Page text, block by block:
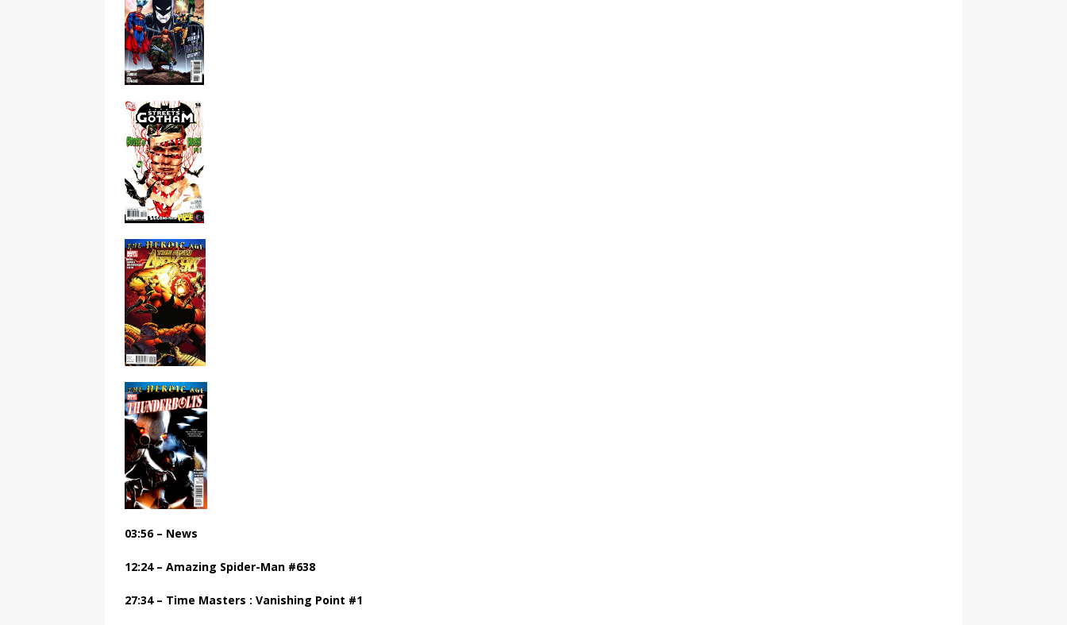
03:56 – News
12:24 – Amazing Spider-Man #638
27:34 – Time Masters : Vanishing Point #1